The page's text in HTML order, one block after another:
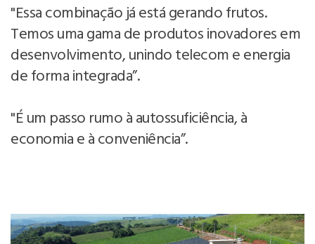
"Essa combinação já está gerando frutos.
Temos uma gama de produtos inovadores em
desenvolvimento, unindo telecom e energia
de forma integrada”.
"É um passo rumo à autossuficiência, à
economia e à conveniência”.